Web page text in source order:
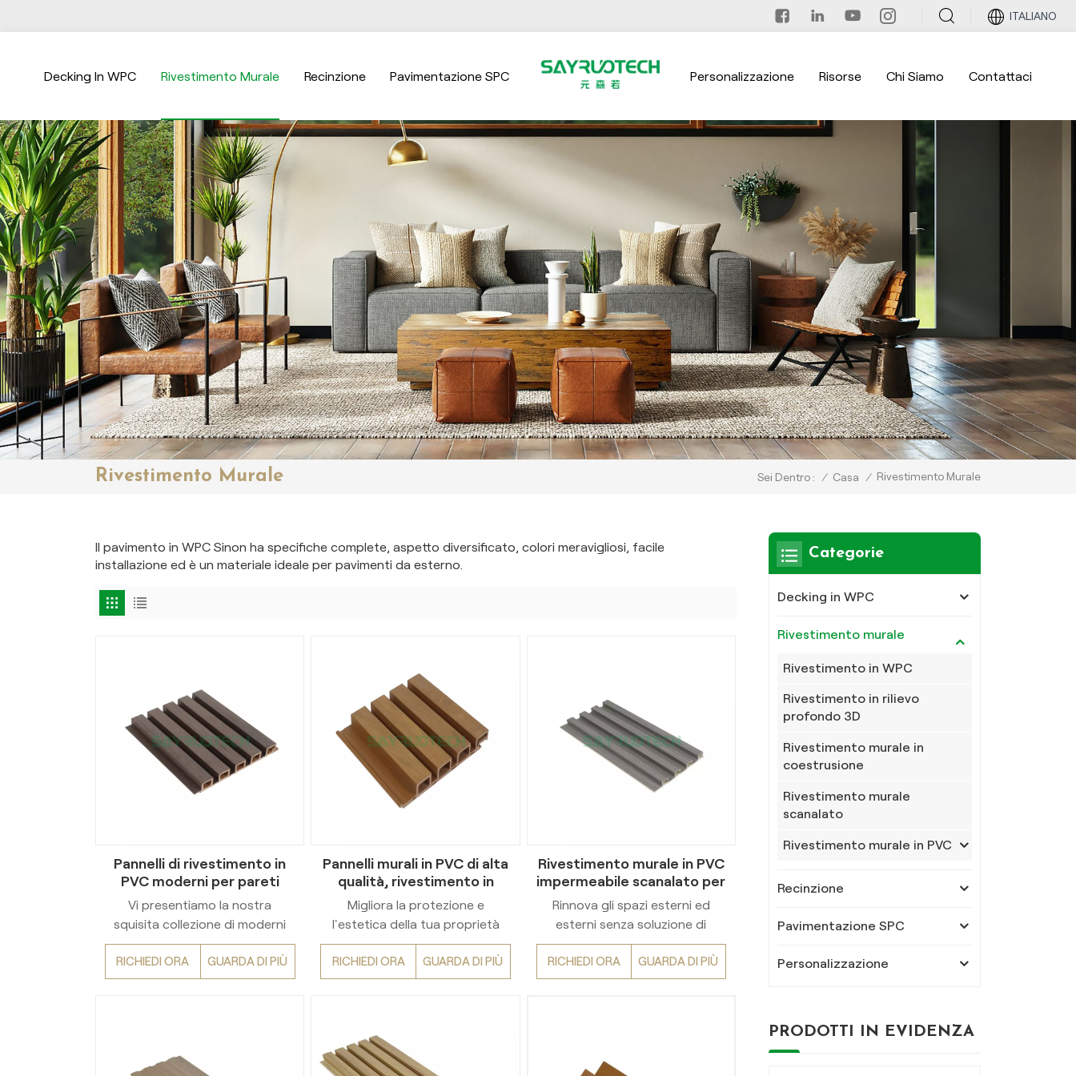
ITALIANO
Decking In WPC Rivestimento Murale Recinzione Pavimentazione SPC Personalizzazione Risorse Chi Siamo Contattaci
Rivestimento Murale Sei Dentro : / Casa / Rivestimento Murale
Il pavimento in WPC Sinon ha specifiche complete, aspetto diversificato, colori meravigliosi, facile
installazione ed è un materiale ideale per pavimenti da esterno.
Pannelli di rivestimento in
PVC moderni per pareti
esterne
Vi presentiamo la nostra
squisita collezione di moderni
pannelli di rivestimento in PVC
per pareti esterne. Valorizzate i
vostri spazi abitativi con questi
ambiente. Realizzati in PVC di
RICHIEDI ORA GUARDA DI PIÙ
Pannelli murali in PVC di alta
qualità, rivestimento in
vinile durevole per esterni
Migliora la protezione e
l'estetica della tua proprietà
con i nostri pannelli murali per
esterni in PVC di alta qualità.
Progettati come rivestimenti in
offrono il fascino senza tempo
delle autentiche venature del
RICHIEDI ORA GUARDA DI PIÙ
Rivestimento murale in PVC
impermeabile scanalato per
esterni
Rinnova gli spazi esterni ed
esterni senza soluzione di
continuità con il nostro
rivestimento murale in PVC
impermeabile scanalato.
dalle abitazioni residenziali agli
RICHIEDI ORA GUARDA DI PIÙ
Categorie
Decking in WPC
Rivestimento murale
Rivestimento in WPC
Rivestimento in rilievo
profondo 3D
Rivestimento murale in
coestrusione
Rivestimento murale
scanalato
Rivestimento murale in PVC
Recinzione
Pavimentazione SPC
Personalizzazione
PRODOTTI IN EVIDENZA